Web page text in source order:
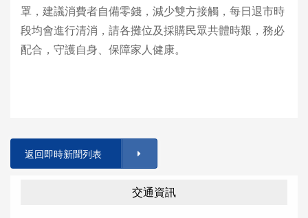
罩，建議消費者自備零錢，減少雙方接觸，每日退市時
段均會進行清消，請各攤位及採購民眾共體時艱，務必
配合，守護自身、保障家人健康。
返回即時新聞列表
交通資訊